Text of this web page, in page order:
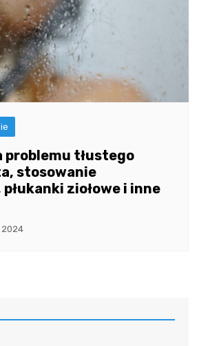
problemu tłustego
stosowanie
ziołowe i inne
2024